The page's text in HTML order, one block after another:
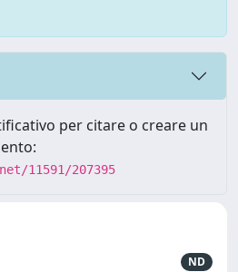
per citare o creare un
11591/207395
ND